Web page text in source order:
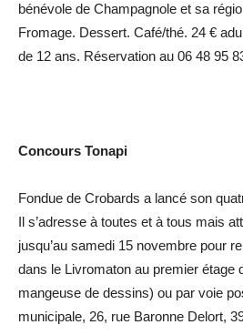
bénévole de Champagnole et sa
Fromage. Dessert. Café/thé. 24 €
de 12 ans. Réservation au 06 48 95
Concours Tonapi
Fondue de Crobards a lancé son
Il s’adresse à toutes et à tous mais
jusqu’au samedi 15 novembre pour
dans le Livromaton au premier étage
mangeuse de dessins) ou par voie
municipale, 26, rue Baronne Delort,